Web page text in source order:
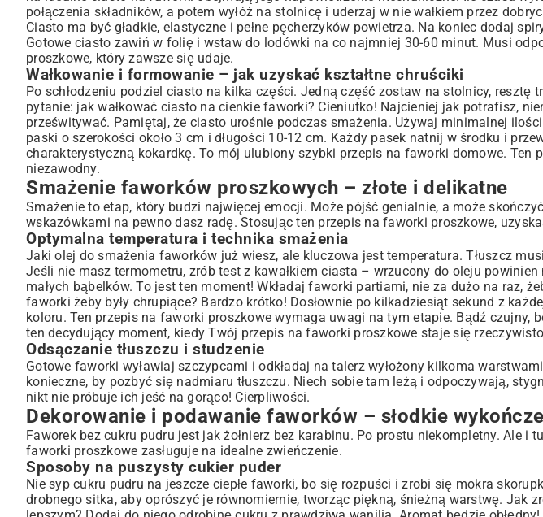
połączenia składników, a potem wyłóż na stolnicę i uderzaj w nie wałkiem przez
Ciasto ma być gładkie, elastyczne i pełne pęcherzyków powietrza. Na koniec dodaj
Gotowe ciasto zawiń w folię i wstaw do lodówki na co najmniej 30-60 minut. Musi
proszkowe, który zawsze się udaje.
Wałkowanie i formowanie – jak uzyskać kształtne chruściki
Po schłodzeniu podziel ciasto na kilka części. Jedną część zostaw na stolnicy, resztę
pytanie: jak wałkować ciasto na cienkie faworki? Cieniutko! Najcieniej jak potrafisz,
prześwitywać. Pamiętaj, że ciasto urośnie podczas smażenia. Używaj minimalnej
paski o szerokości około 3 cm i długości 10-12 cm. Każdy pasek natnij w środku i
charakterystyczną kokardkę. To mój ulubiony szybki przepis na faworki domowe. Ten
niezawodny.
Smażenie faworków proszkowych – złote i delikatne
Smażenie to etap, który budzi najwięcej emocji. Może pójść genialnie, a może
wskazówkami na pewno dasz radę. Stosując ten przepis na faworki proszkowe,
Optymalna temperatura i technika smażenia
Jaki olej do smażenia faworków już wiesz, ale kluczowa jest temperatura. Tłuszcz
Jeśli nie masz termometru, zrób test z kawałkiem ciasta – wrzucony do oleju
małych bąbelków. To jest ten moment! Wkładaj faworki partiami, nie za dużo na raz,
faworki żeby były chrupiące? Bardzo krótko! Dosłownie po kilkadziesiąt sekund z
koloru. Ten przepis na faworki proszkowe wymaga uwagi na tym etapie. Bądź czujny,
ten decydujący moment, kiedy Twój przepis na faworki proszkowe staje się
Odsączanie tłuszczu i studzenie
Gotowe faworki wyławiaj szczypcami i odkładaj na talerz wyłożony kilkoma
konieczne, by pozbyć się nadmiaru tłuszczu. Niech sobie tam leżą i odpoczywają,
nikt nie próbuje ich jeść na gorąco! Cierpliwości.
Dekorowanie i podawanie faworków – słodkie
Faworek bez cukru pudru jest jak żołnierz bez karabinu. Po prostu niekompletny. Ale i
faworki proszkowe zasługuje na idealne zwieńczenie.
Sposoby na puszysty cukier puder
Nie syp cukru pudru na jeszcze ciepłe faworki, bo się rozpuści i zrobi się mokra
drobnego sitka, aby oprószyć je równomiernie, tworząc piękną, śnieżną warstwę. Jak